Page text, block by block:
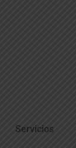
Servicios